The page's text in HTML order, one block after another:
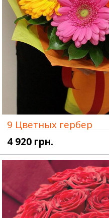
9 Цветных гербер
4 920 грн.